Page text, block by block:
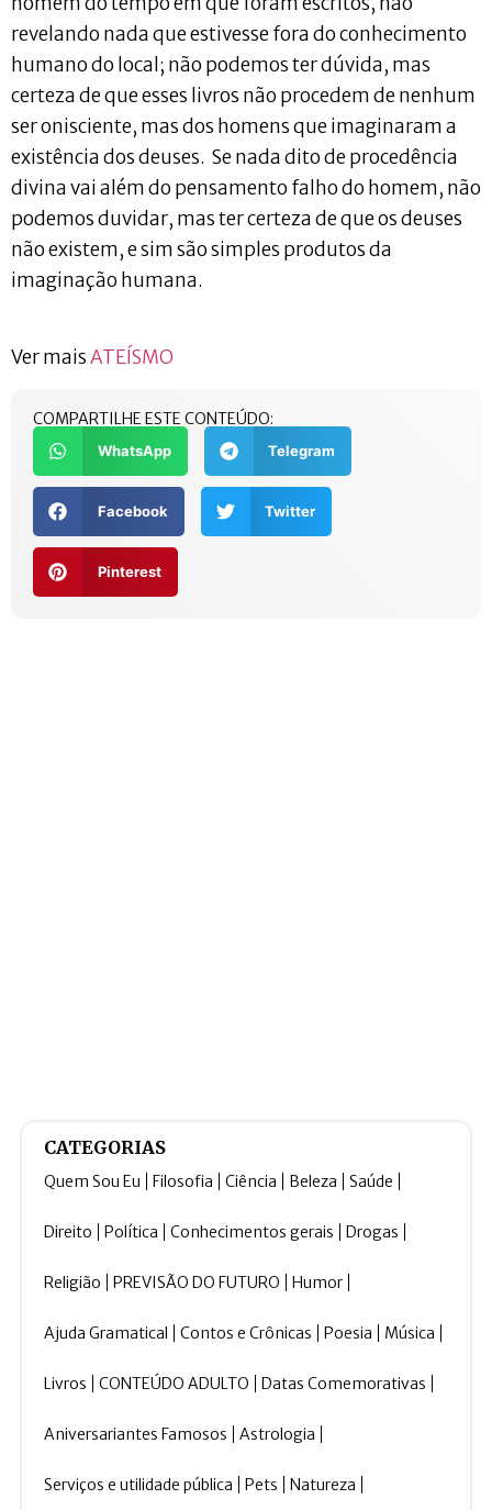
revelando nada que estivesse fora do conhecimento
humano do local; não podemos ter dúvida, mas
certeza de que esses livros não procedem de nenhum
ser onisciente, mas dos homens que imaginaram a
existência dos deuses. Se nada dito de procedência
divina vai além do pensamento falho do homem, não
podemos duvidar, mas ter certeza de que os deuses
não existem, e sim são simples produtos da
imaginação humana.
Ver maisATEÍSMO
COMPARTILHE ESTE CONTEÚDO:
WhatsApp Telegram
Facebook Twitter
Pinterest
CATEGORIAS
Quem Sou Eu Filosofia Ciência Beleza Saúde
Direito Política Conhecimentos gerais Drogas
Religião PREVISÃO DO FUTURO Humor
Ajuda Gramatical Contos e Crônicas Poesia Música
Livros CONTEÚDO ADULTO Datas Comemorativas
Aniversariantes Famosos Astrologia
Serviços e utilidade pública Pets Natureza